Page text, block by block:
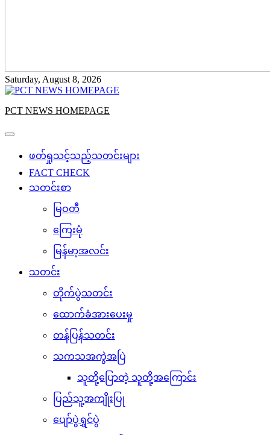
Saturday, August 8, 2026
PCT NEWS HOMEPAGE
ဖတ်ရှုသင့်သည့်သတင်းများ
FACT CHECK
သတင်းစာ
မြဝတီ
ကြေးမုံ
မြန်မာ့အလင်း
သတင်း
တိုက်ပွဲသတင်း
ထောက်ခံအားပေးမှု
တန်ပြန်သတင်း
သကသအကွဲအပြဲ
သူတို့ပြောတဲ့ သူတို့အကြောင်း
ပြည်သူ့အကျိုးပြု
ပျော်ပွဲရွှင်ပွဲ